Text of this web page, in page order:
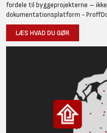
fordele til byggeprojekterne –
dokumentationsplatform -
LÆS HVAD DU GØR